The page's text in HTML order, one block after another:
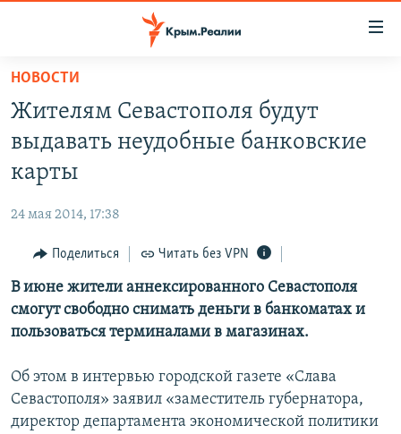
Вернуться
основному
содержанию
главной
Вернутся
поиску
11 ЛЕТ ОККУПАЦИИ КРЫМА. 11 ИСТОРИЙ СОПРОТИВЛЕНИЯ
ЕЩЕ
ИНТЕРАКТИВ
ИНФОГРАФИКА
ТЕЛЕПРОЕКТ КРЫМ.РЕАЛИИ
ПРОПАВШИЕ БЕЗ ВЕСТИ
ПОБЕДИТЕЛЕЙ НЕ СУДЯТ?
РАДІО СВОБОДА
КАК ОБОЙТИ БЛОКИРОВКУ
Українською
Qırımtatar
ПРИСОЕДИНЯЙТЕСЬ!
НОВОСТИ
Жителям Севастополя будут
выдавать неудобные банковские
карты
24 мая 2014, 17:38
Поделиться Читать без VPN
В июне жители аннексированного Севастополя
смогут свободно снимать деньги в банкоматах и
пользоваться терминалами в магазинах.
Об этом в интервью городской газете «Слава
Севастополя» заявил «заместитель губернатора,
директор департамента экономической политики